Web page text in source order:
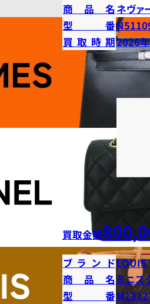
商品名 ネヴァ
型番
買取時期2026
買取金額
ブランドLOUIS
商品名 ミニス
型番